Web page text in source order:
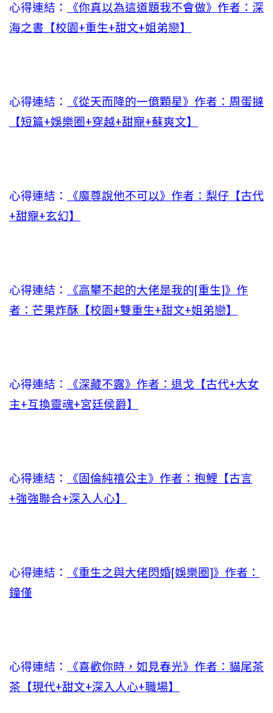
心得連結：
《你真以為這道題我不會做》作者：深
海之書【校園+重生+甜文+姐弟戀】
心得連結：
《從天而降的一億顆星》作者：周蛋撻
【短篇+娛樂圈+穿越+甜寵+蘇爽文】
心得連結：
《魔尊說他不可以》作者：梨仔【古代
+甜寵+玄幻】
心得連結：
《高攀不起的大佬是我的[重生]》作
者：芒果炸酥【校園+雙重生+甜文+姐弟戀】
心得連結：
《深藏不露》作者：退戈【古代+大女
主+互換靈魂+宮廷侯爵】
心得連結：
《固倫純禧公主》作者：抱鯉【古言
+強強聯合+深入人心】
心得連結：
《重生之與大佬閃婚[娛樂圈]》作者：
鐘僅
心得連結：
《喜歡你時，如見春光》作者：貓尾茶
茶【現代+甜文+深入人心+職場】